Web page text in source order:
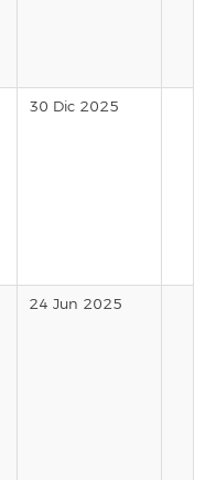
30 Dic 2025
24 Jun 2025